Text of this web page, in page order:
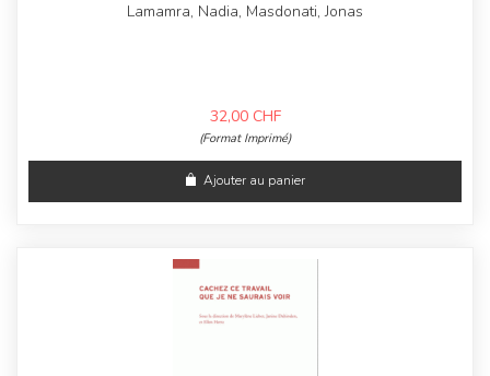
Lamamra, Nadia, Masdonati, Jonas
32,00 CHF
(Format Imprimé)
Ajouter au panier